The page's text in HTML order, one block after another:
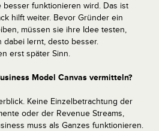
funktionieren wird. Das ist
hilft weiter. Bevor Gründer ein
müssen sie ihre Idee testen,
dabei lernt, desto besser.
erst später Sinn.
Model Canvas vermitteln?
Keine Einzelbetrachtung der
oder der Revenue Streams,
muss als Ganzes funktionieren.